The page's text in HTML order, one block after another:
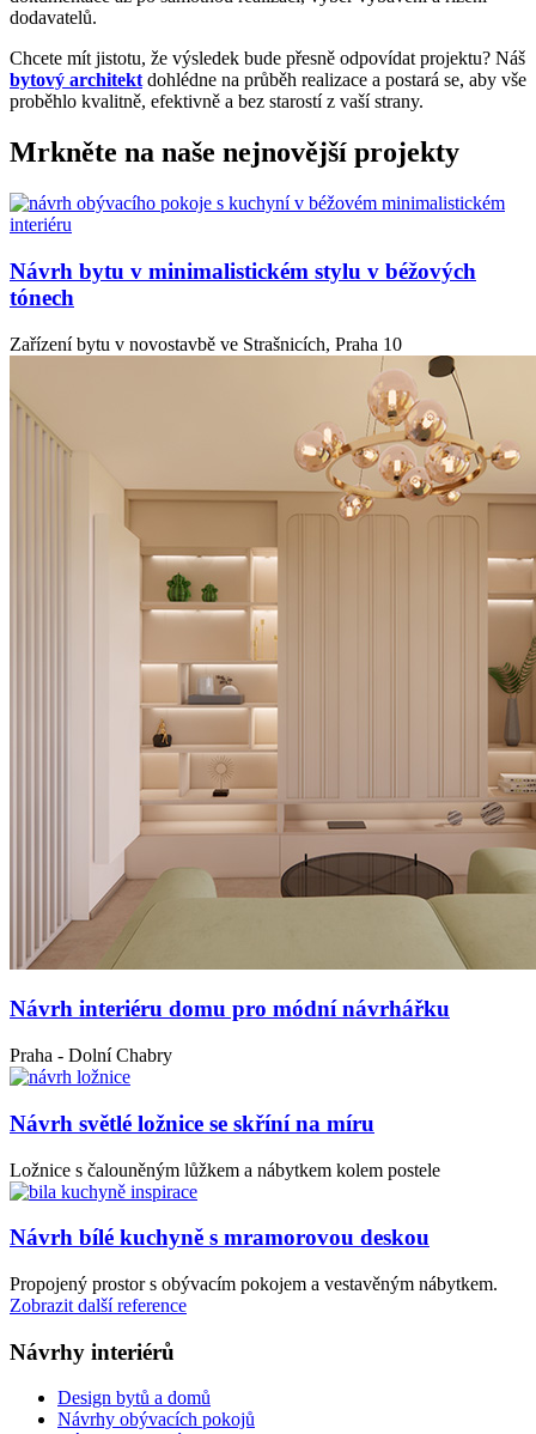
dodavatelů.
Chcete mít jistotu, že výsledek bude přesně odpovídat projektu? Náš
bytový architektdohlédne na průběh realizace a postará se, aby vše
proběhlo kvalitně, efektivně a bez starostí z vaší strany.
Mrkněte na naše nejnovější projekty
Návrh bytu v minimalistickém stylu v béžových
tónech
Zařízení bytu v novostavbě ve Strašnicích, Praha 10
Návrh interiéru domu pro módní návrhářku
Praha - Dolní Chabry
Návrh světlé ložnice se skříní na míru
Ložnice s čalouněným lůžkem a nábytkem kolem postele
Návrh bílé kuchyně s mramorovou deskou
Propojený prostor s obývacím pokojem a vestavěným nábytkem.
Zobrazit další reference
Návrhy interiérů
Design bytů a domů
Návrhy obývacích pokojů